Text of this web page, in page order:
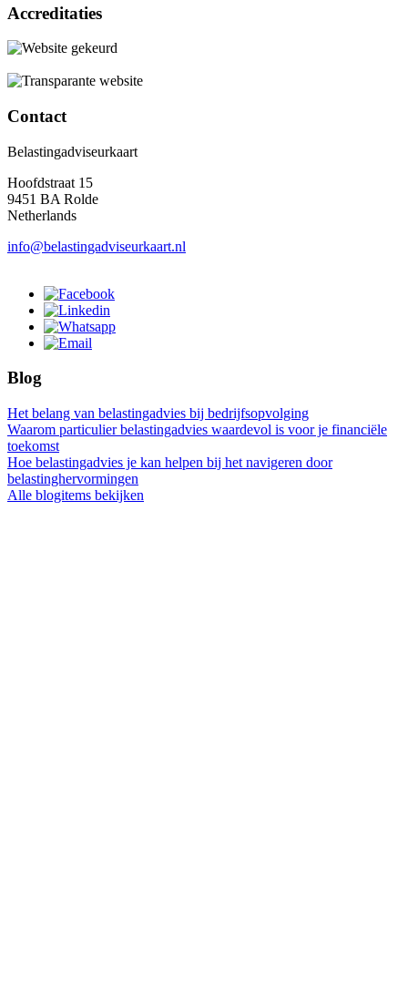
Accreditaties
Contact
Belastingadviseurkaart
Hoofdstraat 15
9451 BA Rolde
Netherlands
info@belastingadviseurkaart.nl
Blog
Het belang van belastingadvies bij bedrijfsopvolging
Waarom particulier belastingadvies waardevol is voor je financiële
toekomst
Hoe belastingadvies je kan helpen bij het navigeren door
belastinghervormingen
Alle blogitems bekijken